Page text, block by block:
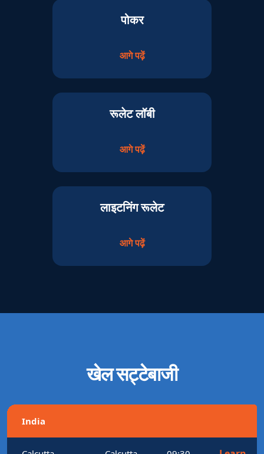
पोकर
आगे पढ़ें
रूलेट लॉबी
आगे पढ़ें
लाइटनिंग रूलेट
आगे पढ़ें
खेल सट्टेबाजी
India